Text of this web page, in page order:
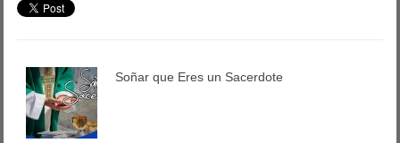
Soñar que Eres un Sacerdote